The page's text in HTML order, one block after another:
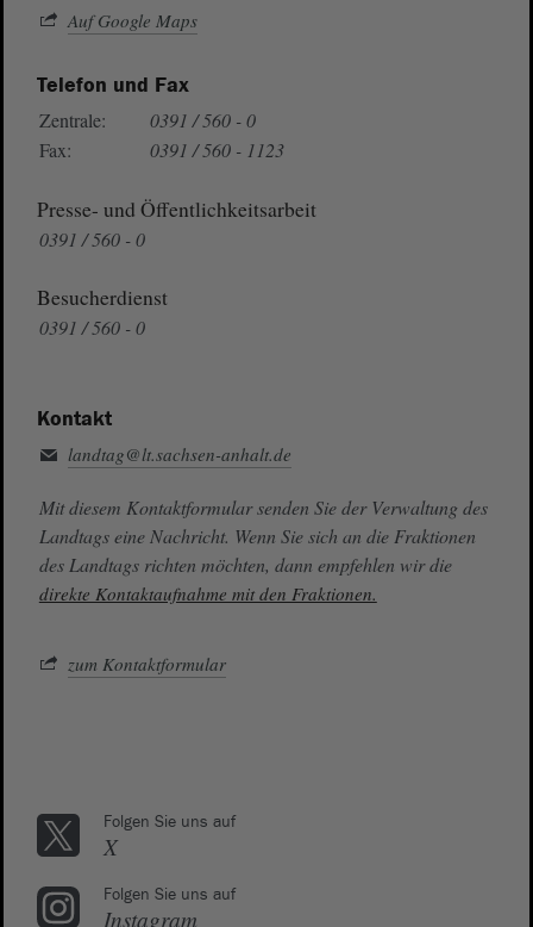
Auf Google Maps
Telefon und Fax
Zentrale:
0391 / 560 - 0
Fax:
0391 / 560 - 1123
Presse- und Öffentlichkeitsarbeit
0391 / 560 - 0
Besucherdienst
0391 / 560 - 0
Kontakt
landtag@lt.sachsen-anhalt.de
Mit diesem Kontaktformular senden Sie der Verwaltung des
Landtags eine Nachricht. Wenn Sie sich an die Fraktionen
des Landtags richten möchten, dann empfehlen wir die
direkte Kontaktaufnahme mit den Fraktionen.
zum Kontaktformular
Folgen Sie uns auf
X
Folgen Sie uns auf
Instagram